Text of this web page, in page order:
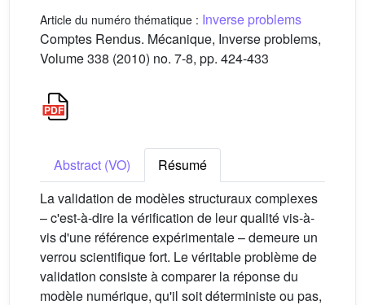
Article du numéro thématique : Inverse problems
Comptes Rendus. Mécanique, Inverse problems,
Volume 338 (2010) no. 7-8, pp. 424-433
Abstract (VO)
Résumé
La validation de modèles structuraux complexes
– c'est-à-dire la vérification de leur qualité vis-à-
vis d'une référence expérimentale – demeure un
verrou scientifique fort. Le véritable problème de
validation consiste à comparer la réponse du
modèle numérique, qu'il soit déterministe ou pas,